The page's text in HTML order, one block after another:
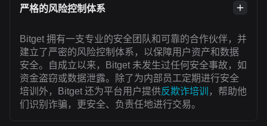
严格的风险控制体系
Bitget 拥有一支专业的安全团队和可靠的合作伙伴，并
建立了严密的风险控制体系，以保障用户资产和数据
安全。自成立以来，Bitget 未发生过任何安全事故，如
资金盗窃或数据泄露。除了为内部员工定期进行安全
培训外，Bitget 还为平台用户提供反欺诈培训
，帮助他
们识别诈骗，更安全、负责任地进行交易。